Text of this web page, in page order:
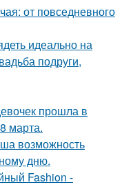
от повседневного
идеально на
подруги,
прошла в
марта.
возможность
дню.
Fashion -